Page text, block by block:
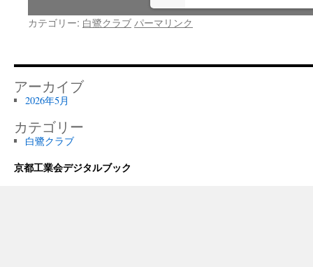
カテゴリー: 白鷺クラブ パーマリンク
アーカイブ
2026年5月
カテゴリー
白鷺クラブ
京都工業会デジタルブック